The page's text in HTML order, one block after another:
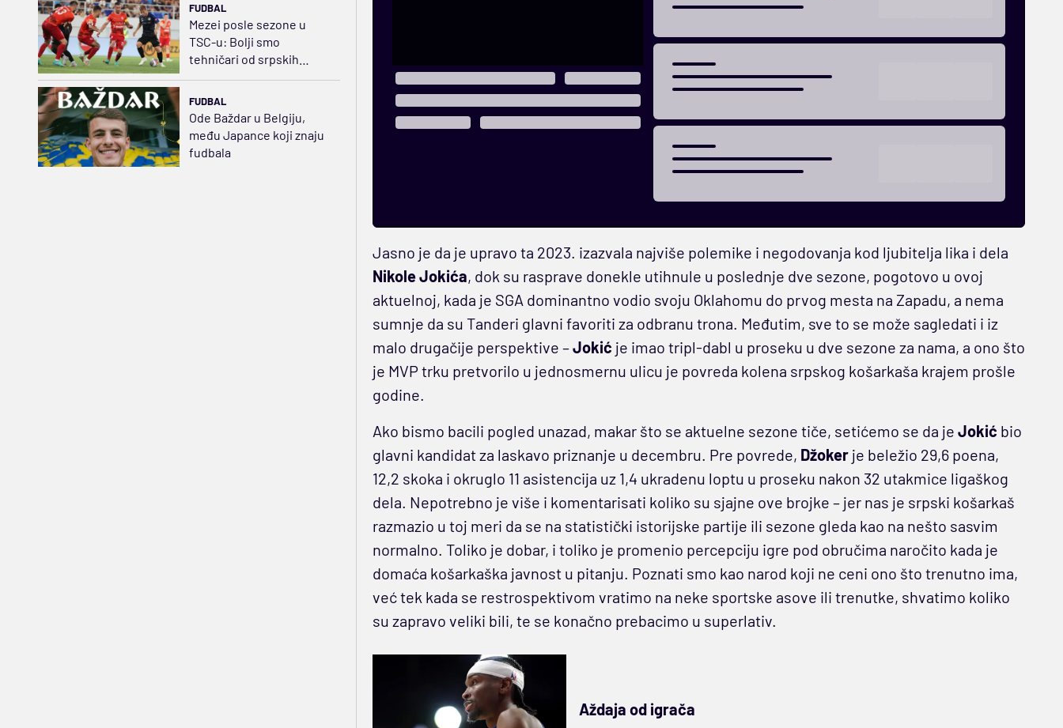
FUDBAL
Mezei posle sezone u
TSC-u: Bolji smo
tehničari od srpskih
FUDBAL
Ode Baždar u Belgiju,
među Japance koji znaju
fudbala
Jasno je da je upravo ta 2023. izazvala najviše polemike i negodovanja kod ljubitelja lika i dela
Nikole Jokića, dok su rasprave donekle utihnule u poslednje dve sezone, pogotovo u ovoj
aktuelnoj, kada je SGA dominantno vodio svoju Oklahomu do prvog mesta na Zapadu, a nema
sumnje da su Tanderi glavni favoriti za odbranu trona. Međutim, sve to se može sagledati i iz
malo drugačije perspektive –Jokić je imao tripl-dabl u proseku u dve sezone za nama, a ono što
je MVP trku pretvorilo u jednosmernu ulicu je povreda kolena srpskog košarkaša krajem prošle
godine.
Ako bismo bacili pogled unazad, makar što se aktuelne sezone tiče, setićemo se da je Jokić bio
glavni kandidat za laskavo priznanje u decembru. Pre povrede, Džoker je beležio 29,6 poena,
12,2 skoka i okruglo 11 asistencija uz 1,4 ukradenu loptu u proseku nakon 32 utakmice ligaškog
dela. Nepotrebno je više i komentarisati koliko su sjajne ove brojke – jer nas je srpski košarkaš
razmazio u toj meri da se na statistički istorijske partije ili sezone gleda kao na nešto sasvim
normalno. Toliko je dobar, i toliko je promenio percepciju igre pod obručima naročito kada je
domaća košarkaška javnost u pitanju. Poznati smo kao narod koji ne ceni ono što trenutno ima,
već tek kada se restrospektivom vratimo na neke sportske asove ili trenutke, shvatimo koliko
su zapravo veliki bili, te se konačno prebacimo u superlativ.
Aždaja od igrača